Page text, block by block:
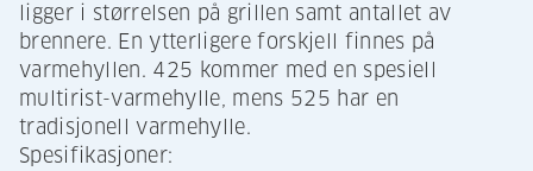
ligger i størrelsen på grillen samt antallet av
brennere. En ytterligere forskjell finnes på
varmehyllen. 425 kommer med en spesiell
multirist-varmehylle, mens 525 har en
tradisjonell varmehylle.
Spesifikasjoner: